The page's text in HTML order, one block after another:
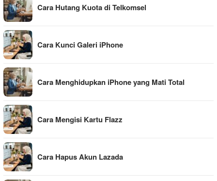
Cara Hutang Kuota di Telkomsel
Cara Kunci Galeri iPhone
Cara Menghidupkan iPhone yang Mati Total
Cara Mengisi Kartu Flazz
Cara Hapus Akun Lazada